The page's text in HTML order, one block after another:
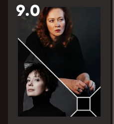
9.0